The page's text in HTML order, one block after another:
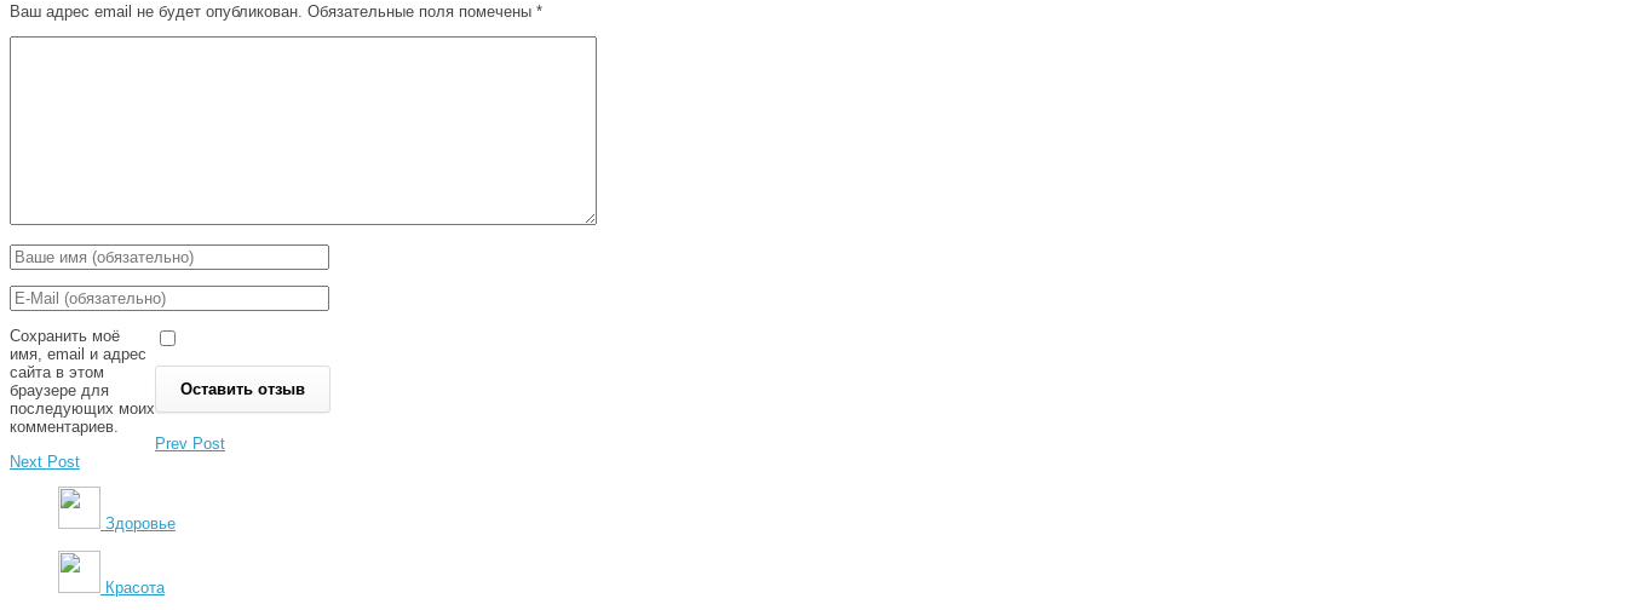
Ваш адрес email не будет опубликован. Обязательные поля помечены *
Сохранить моё
имя, email и адрес
сайта в этом
браузере для
последующих моих
комментариев.
Prev Post
Next Post
Здоровье
Красота